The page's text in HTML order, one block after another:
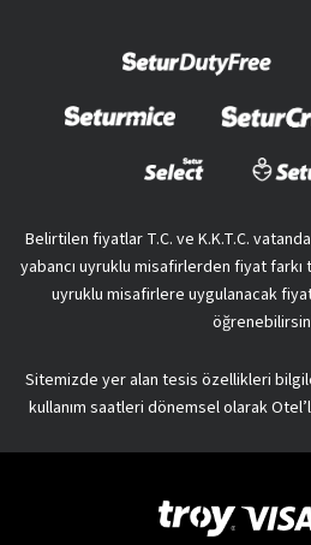
Belirtilen fiyatlar T.C. ve K.K.T.C.
yabancı uyruklu misafirlerden fiyat farkı
uyruklu misafirlere uygulanacak
Sitemizde yer alan tesis özellikleri
kullanım saatleri dönemsel olarak